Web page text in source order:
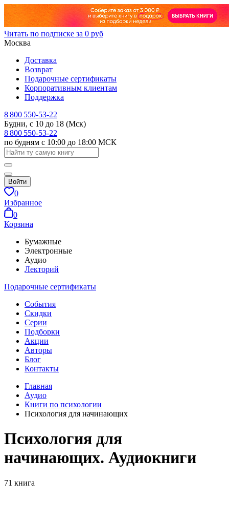
Читать по подписке за 0 руб
Москва
Доставка
Возврат
Подарочные сертификаты
Корпоративным клиентам
Поддержка
8 800 550-53-22
Будни, с 10 до 18 (Мск)
8 800 550-53-22
по будням с 10:00 до 18:00 МСК
Войти
0
Избранное
0
Корзина
Бумажные
Электронные
Аудио
Лекторий
Подарочные сертификаты
События
Скидки
Серии
Подборки
Акции
Авторы
Блог
Контакты
Главная
Аудио
Книги по психологии
Психология для начинающих
Психология для
начинающих. Аудиокниги
71 книга